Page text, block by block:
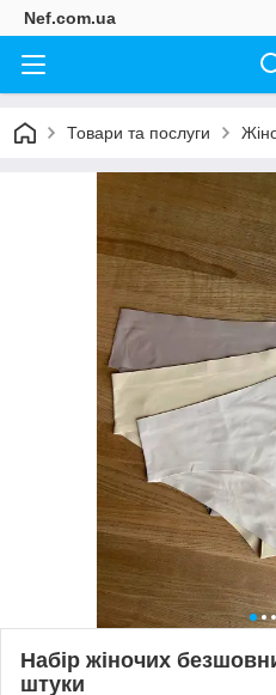
Nef.com.ua
Товари та послуги
Набір жіночих
штуки